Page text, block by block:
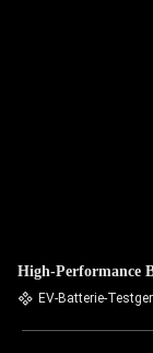
High-Performance
EV-Batterie-